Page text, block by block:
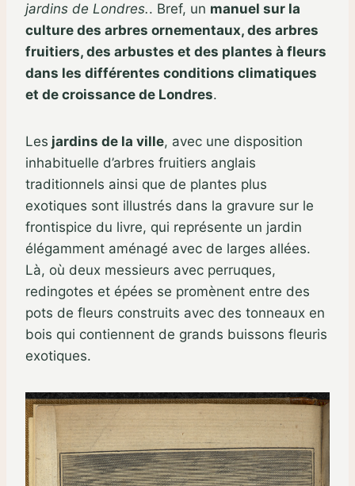
jardins de Londres.. Bref, un manuel sur la
culture des arbres ornementaux, des arbres
fruitiers, des arbustes et des plantes à fleurs
dans les différentes conditions climatiques
et de croissance de Londres.
Les jardins de la ville, avec une disposition
inhabituelle d’arbres fruitiers anglais
traditionnels ainsi que de plantes plus
exotiques sont illustrés dans la gravure sur le
frontispice du livre, qui représente un jardin
élégamment aménagé avec de larges allées.
Là, où deux messieurs avec perruques,
redingotes et épées se promènent entre des
pots de fleurs construits avec des tonneaux en
bois qui contiennent de grands buissons fleuris
exotiques.